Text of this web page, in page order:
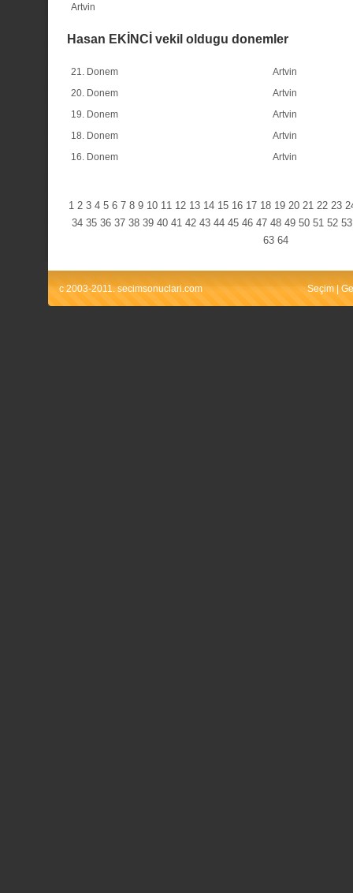
Artvin
Hasan EKİNCİ vekil oldugu donemler
21. Donem
Artvin
20. Donem
Artvin
19. Donem
Artvin
18. Donem
Artvin
16. Donem
Artvin
1 2 3 4 5 6 7 8 9 10 11 12 13 14 15 16 17 18 19 20 21 22 23
34 35 36 37 38 39 40 41 42 43 44 45 46 47 48 49 50 51 52 53
63 64
c 2003-2011. secimsonuclari.com Seçim |